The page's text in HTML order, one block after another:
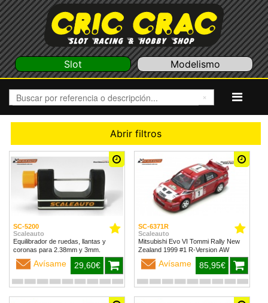
Slot Modelismo
Abrir filtros
SC-5200
Scaleauto
Equilibrador de ruedas, llantas y
coronas para 2.38mm y 3mm.
Avísame 29,60€
SC-6371R
Scaleauto
Mitsubishi Evo VI Tommi Rally New
Zealand 1999 #1 R-Version AW
Avísame 85,95€